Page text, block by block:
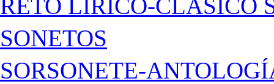
RETO LÍRICO-CLÁSICO
SONETOS
SORSONETE-